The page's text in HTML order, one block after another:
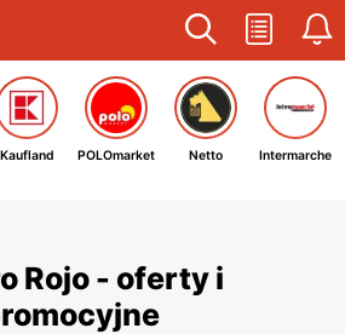
Kaufland POLOmarket Netto Intermarche
Rojo - oferty i